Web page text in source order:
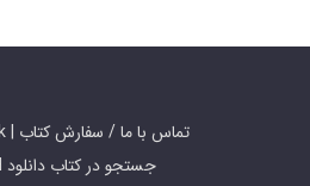
Contact Us / Order Book | تماس با ما / سفارش کتاب
SEARCH جستجو در کتاب دانلود